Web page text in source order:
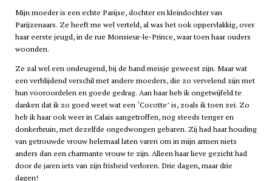
Mijn moeder is een echte Parijse, dochter en kleindochter van
Parijzenaars. Ze heeft me wel verteld, al was het ook oppervlakkig, over
haar eerste jeugd, in de rue Monsieur-le-Prince, waar toen haar ouders
woonden.
Ze zal wel een ondeugend, bij de hand meisje geweest zijn. Maar wat
een verblijdend verschil met andere moeders, die zo vervelend zijn met
hun vooroordelen en goede gedrag. Aan haar heb ik ongetwijfeld te
danken dat ik zo goed weet wat een ‘Cocotte’ is, zoals ik toen zei. Zo
heb ik haar ook weer in Calais aangetroffen, nog steeds tenger en
donkerbruin, met dezelfde ongedwongen gebaren. Zij had haar houding
van getrouwde vrouw helemaal laten varen om in mijn armen niets
anders dan een charmante vrouw te zijn. Alleen haar lieve gezicht had
door de jaren iets van zijn frisheid verloren. Drie dagen, maar drie
dagen!